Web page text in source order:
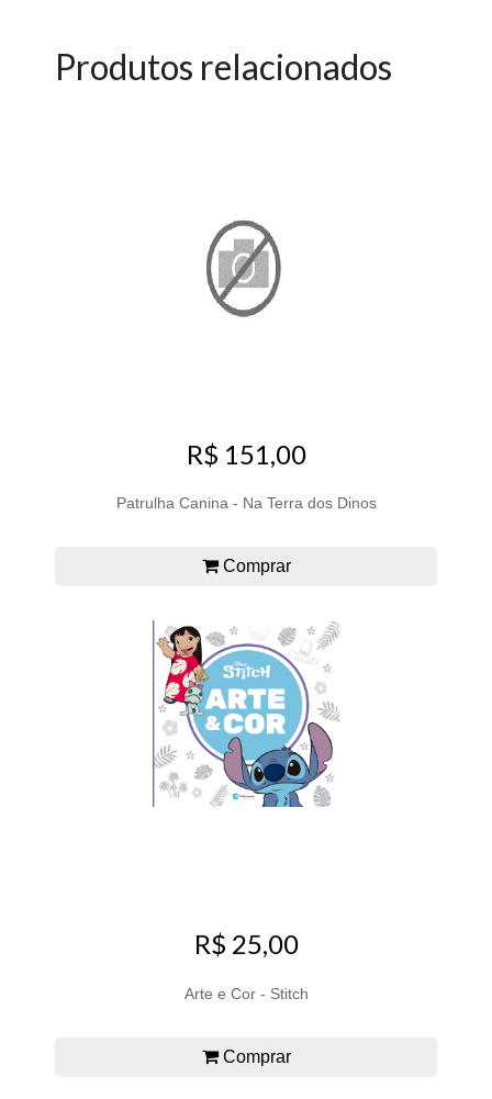
Produtos relacionados
R$ 151,00
Patrulha Canina - Na Terra dos Dinos
Comprar
R$ 25,00
Arte e Cor - Stitch
Comprar